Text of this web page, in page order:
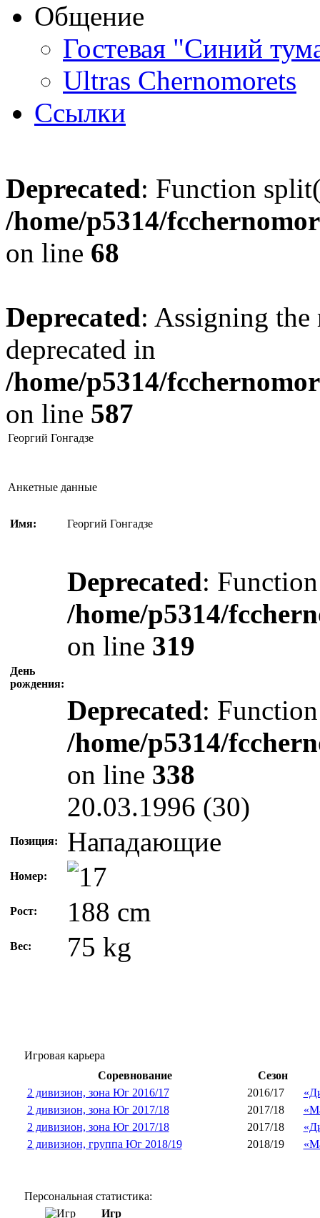
Общение
Гостевая "Синий
Ultras Chernomorets
Ссылки
Deprecated: Function
/home/p5314/
on line 68
Deprecated: Assigning the
deprecated in
/home/p5314/
on line 587
Георгий Гонгадзе
Анкетные данные
Имя: Георгий Гонгадзе
День
рождения:
Deprecated:
/home/p5314/
on line 319
Deprecated:
/home/p5314/
on line 338
20.03.1996 (30)
Позиция: Нападающие
Номер:
Рост: 188 cm
Вес: 75 kg
Игровая карьера
Соревнование
Сезон
2 дивизион, зона Юг 2016/17
2016/17
2 дивизион, зона Юг 2017/18
2017/18
2 дивизион, зона Юг 2017/18
2017/18
2 дивизион, группа Юг 2018/19
2018/19
Персональная статистика:
Игр